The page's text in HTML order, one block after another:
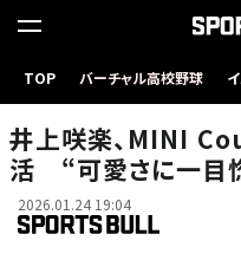
TOP バーチャル高校野球
井上咲楽、MINI
活 “可愛さに一目
2026.01.24 19:04